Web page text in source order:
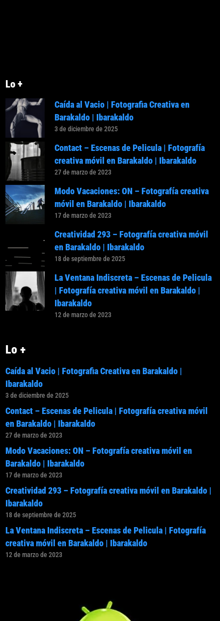
Lo +
Caída al Vacio | Fotografia Creativa en
Barakaldo | Ibarakaldo
3 de diciembre de 2025
Contact – Escenas de Pelicula | Fotografía
creativa móvil en Barakaldo | Ibarakaldo
27 de marzo de 2023
Modo Vacaciones: ON – Fotografía creativa
móvil en Barakaldo | Ibarakaldo
17 de marzo de 2023
Creatividad 293 – Fotografía creativa móvil
en Barakaldo | Ibarakaldo
18 de septiembre de 2025
La Ventana Indiscreta – Escenas de Pelicula
| Fotografía creativa móvil en Barakaldo |
Ibarakaldo
12 de marzo de 2023
Lo +
Caída al Vacio | Fotografia Creativa en Barakaldo |
Ibarakaldo
3 de diciembre de 2025
Contact – Escenas de Pelicula | Fotografía creativa móvil
en Barakaldo | Ibarakaldo
27 de marzo de 2023
Modo Vacaciones: ON – Fotografía creativa móvil en
Barakaldo | Ibarakaldo
17 de marzo de 2023
Creatividad 293 – Fotografía creativa móvil en Barakaldo |
Ibarakaldo
18 de septiembre de 2025
La Ventana Indiscreta – Escenas de Pelicula | Fotografía
creativa móvil en Barakaldo | Ibarakaldo
12 de marzo de 2023